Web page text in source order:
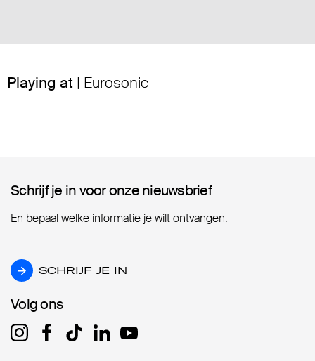
Playing at | Eurosonic
Schrijf je in voor onze nieuwsbrief
Schrijf je in voor onze nieuwsbrief
En bepaal welke informatie je wilt ontvangen.
SCHRIJF JE IN
SCHRIJF JE IN
Volg ons
Volg ons